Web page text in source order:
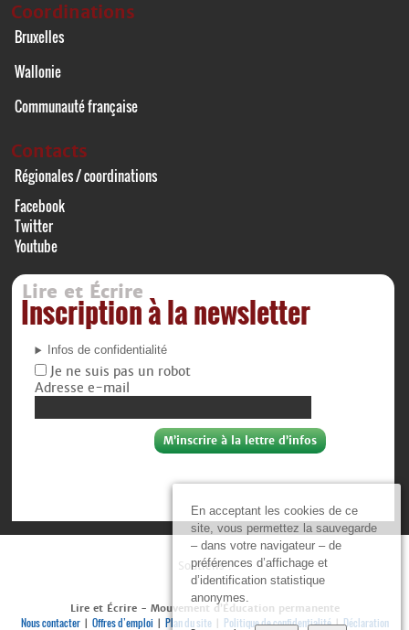
En acceptant les cookies de ce
site, vous permettez la sauvegarde
– dans votre navigateur – de
préférences d’affichage et
d’identification statistique
anonymes.
Coordinations
Bruxelles
Wallonie
Communauté française
Contacts
Régionales / coordinations
Facebook
Twitter
Youtube
Lire et Écrire
Inscription à la newsletter
Infos de confidentialité
Je ne suis pas un robot
Adresse e-mail
Soutiens :
Lire et Écrire - Mouvement d’Éducation permanente
Nous contacter| Offres d’emploi Plan du site| Politique de confidentialité|Déclaration